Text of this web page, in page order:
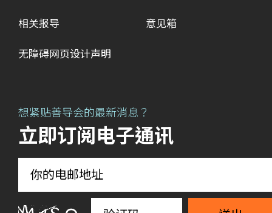
相关报导 意见箱
无障碍网页设计声明
想紧贴善导会的最新消息？
立即订阅电子通讯